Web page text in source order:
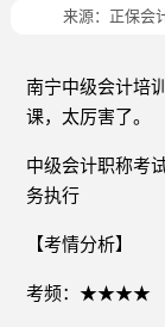
来源： 正保会
南宁中级会计培
课，太厉害了。
中级会计职称考
务执行
【考情分析】
考频：★★★★